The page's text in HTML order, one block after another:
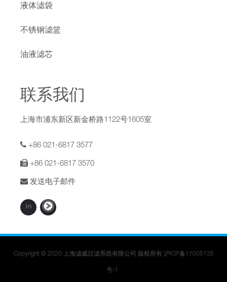
液体滤袋
不锈钢滤篮
油液滤芯
联系我们
上海市浦东新区新金桥路1122号1605室
+86 021-6817 3577
+86 021-6817 3570
发送电子邮件
Copyright © 2020 上海滤威过滤系统有限公司 版权所有 沪ICP备11005135
号-1